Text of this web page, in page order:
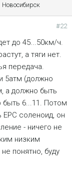
Новосибирск
#22
до 45...50км/ч.
а тяги нет.
передача.
5атм (должно
а должно быть
быть 6...11. Потом
ЕРС соленоид, он
- ничего не
низким
понятно, буду